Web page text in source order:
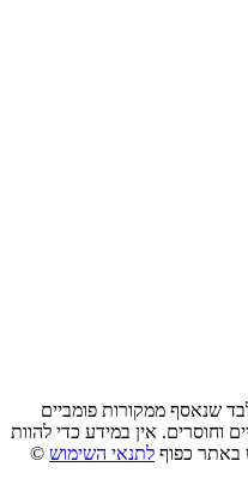
שנאסף ממקורות פומביים
וחוסרים. אין במידע כדי להוות
באתר כפוף לתנאי השימוש ©